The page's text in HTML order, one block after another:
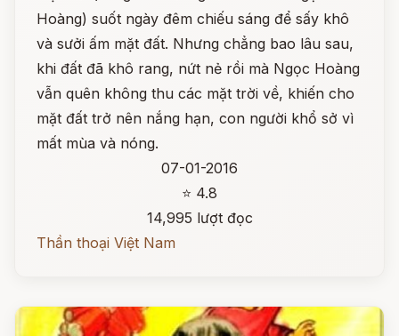
Hoàng) suốt ngày đêm chiếu sáng để sấy khô
và sưởi ấm mặt đất. Nhưng chẳng bao lâu sau,
khi đất đã khô rang, nứt nẻ rồi mà Ngọc Hoàng
vẫn quên không thu các mặt trời về, khiến cho
mặt đất trở nên nắng hạn, con người khổ sở vì
mất mùa và nóng.
07-01-2016
⭐ 4.8
14,995 lượt đọc
Thần thoại Việt Nam